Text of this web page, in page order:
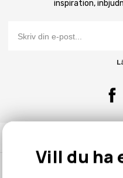
inspiration,
Vill du ha